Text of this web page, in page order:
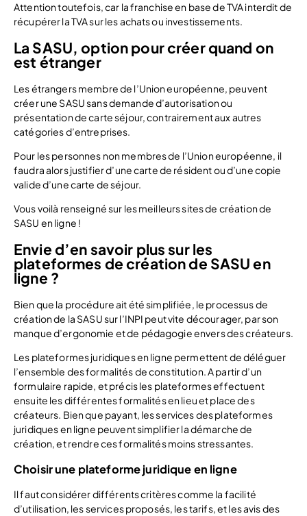
Attention toutefois, car la franchise en base de TVA interdit de
récupérer la TVA sur les achats ou investissements.
La SASU, option pour créer quand on
est étranger
Les étrangers membre de l’Union européenne, peuvent
créer une SASU sans demande d’autorisation ou
présentation de carte séjour, contrairement aux autres
catégories d’entreprises.
Pour les personnes non membres de l’Union européenne, il
faudra alors justifier d’une carte de résident ou d’une copie
valide d’une carte de séjour.
Vous voilà renseigné sur les meilleurs sites de création de
SASU en ligne !
Envie d’en savoir plus sur les
plateformes de création de SASU en
ligne ?
Bien que la procédure ait été simplifiée, le processus de
création de la SASU sur l’INPI peut vite décourager, par son
manque d’ergonomie et de pédagogie envers des créateurs.
Les plateformes juridiques en ligne permettent de déléguer
l’ensemble des formalités de constitution. A partir d’un
formulaire rapide, et précis les plateformes effectuent
ensuite les différentes formalités en lieu et place des
créateurs. Bien que payant, les services des plateformes
juridiques en ligne peuvent simplifier la démarche de
création, et rendre ces formalités moins stressantes.
Choisir une plateforme juridique en ligne
Il faut considérer différents critères comme la facilité
d’utilisation, les services proposés, les tarifs, et les avis des